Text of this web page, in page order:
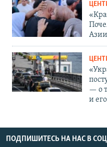
— о
и
ПОДПИШИТЕСЬ НА НАС В